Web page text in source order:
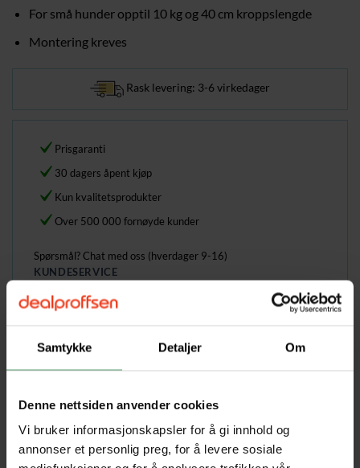
Samtykke Detaljer Om
Denne nettsiden anvender cookies
Vi bruker informasjonskapsler for å gi innhold og
annonser et personlig preg, for å levere sosiale
For små hunder opptil 10 kg og 40 cm kroppslengde
Montering kreves
Rask levering: 3-6 virkedager
Prisgaranti
30 dagers åpent kjøp
Kun kvalitetsprodukter
Over 500 000 fornøyde kunder
Spørsmål? Chat med oss (hverdager 9-16)
KUNDESERVICE
Stikkord:AS
BESKRIVELSE